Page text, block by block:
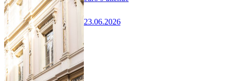
23.06.2026